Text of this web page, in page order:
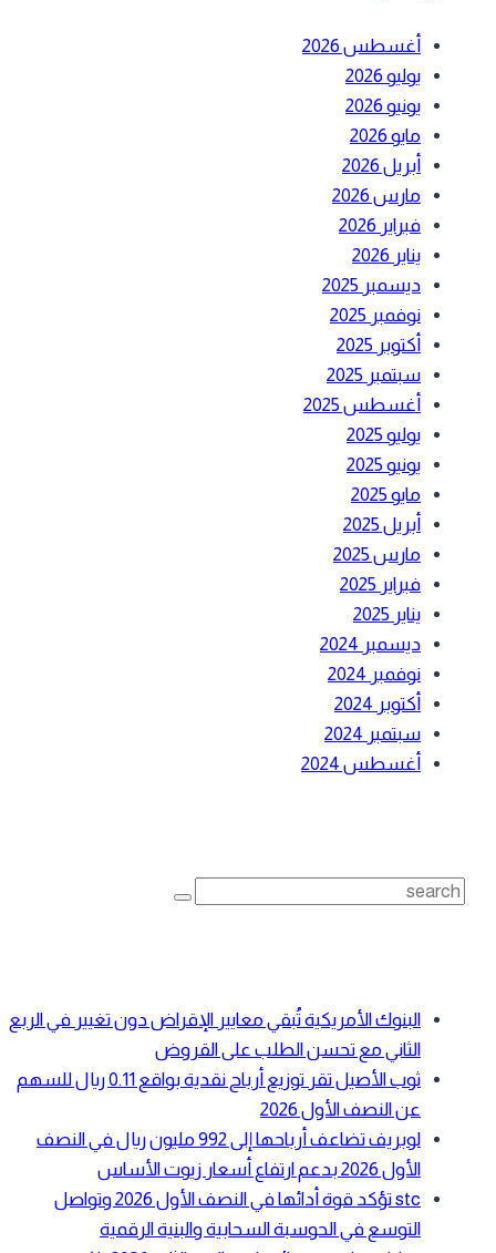
أغسطس 2026
يوليو 2026
يونيو 2026
مايو 2026
أبريل 2026
مارس 2026
فبراير 2026
يناير 2026
ديسمبر 2025
نوفمبر 2025
أكتوبر 2025
سبتمبر 2025
أغسطس 2025
يوليو 2025
يونيو 2025
مايو 2025
أبريل 2025
مارس 2025
فبراير 2025
يناير 2025
ديسمبر 2024
نوفمبر 2024
أكتوبر 2024
سبتمبر 2024
أغسطس 2024
Search
البنوك الأمريكية تُبقي معايير الإقراض دون تغيير في الربع
الثاني مع تحسن الطلب على القروض
ثوب الأصيل تقر توزيع أرباح نقدية بواقع 0.11 ريال للسهم
عن النصف الأول 2026
لوبريف تضاعف أرباحها إلى 992 مليون ريال في النصف
الأول 2026 بدعم ارتفاع أسعار زيوت الأساس
stc تؤكد قوة أدائها في النصف الأول 2026 وتواصل
التوسع في الحوسبة السحابية والبنية الرقمية